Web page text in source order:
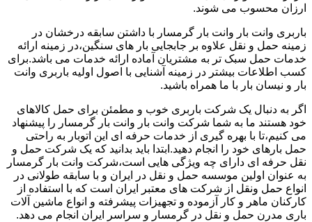
ارزان محسوب می شوند.
باربری وانت بار وانت بار گرمسار با داشتن سابقه درخشان در
زمینه حمل و نقل علاوه بر جابجایی بار های سنگین،در زمینه ارائه
خدمات حمل سبک تر به مشتریان آماده ارائه خدمات می باشد.برای
کسب اطلاعات بیشتر در زمینه آشنایی با اصول اولیه باربری وانت
بار و نیسان بار با ما همراه باشید.
اگر به دنبال یک شرکت باربری خوب و مطمئن برای حمل کالاهای
خود هستند ما به شما شرکت وانت بار وانت بار گرمسار را پیشنهاد
می کنیم،تا با بهره گیری از خدمات حرفه ای این اتوبار به راحتی
حمل بارهای خود را انجام دهید.ابتدا باید بدانید که یک شرکت حمل و
نقل حرفه ای دارای چه ویژگی هایی است،شرکت وانت بار گرمسار
به عنوان اولین موسسه حمل و نقل در ایران و با سابقه طولانی در
انواع حمل ونقل از شرکت های معتبر ایران است که با استفاده از
کارکنان ماهر و کار آزموده و تجهیزات پیشرفته و انواع ماشین آلات
باری مدرن حمل و نقل در گرمسار و سراسر ایران انجام می دهد.